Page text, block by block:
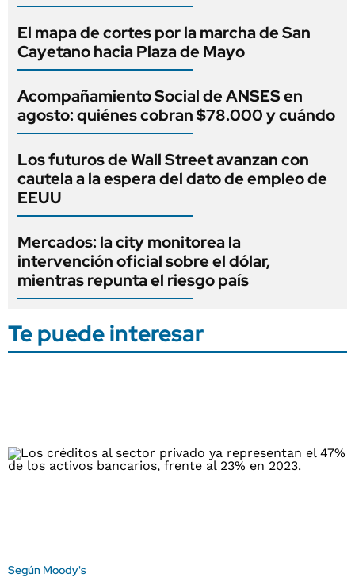
El mapa de cortes por la marcha de San
Cayetano hacia Plaza de Mayo
Acompañamiento Social de ANSES en
agosto: quiénes cobran $78.000 y cuándo
Los futuros de Wall Street avanzan con
cautela a la espera del dato de empleo de
EEUU
Mercados: la city monitorea la
intervención oficial sobre el dólar,
mientras repunta el riesgo país
Te puede interesar
Según Moody's